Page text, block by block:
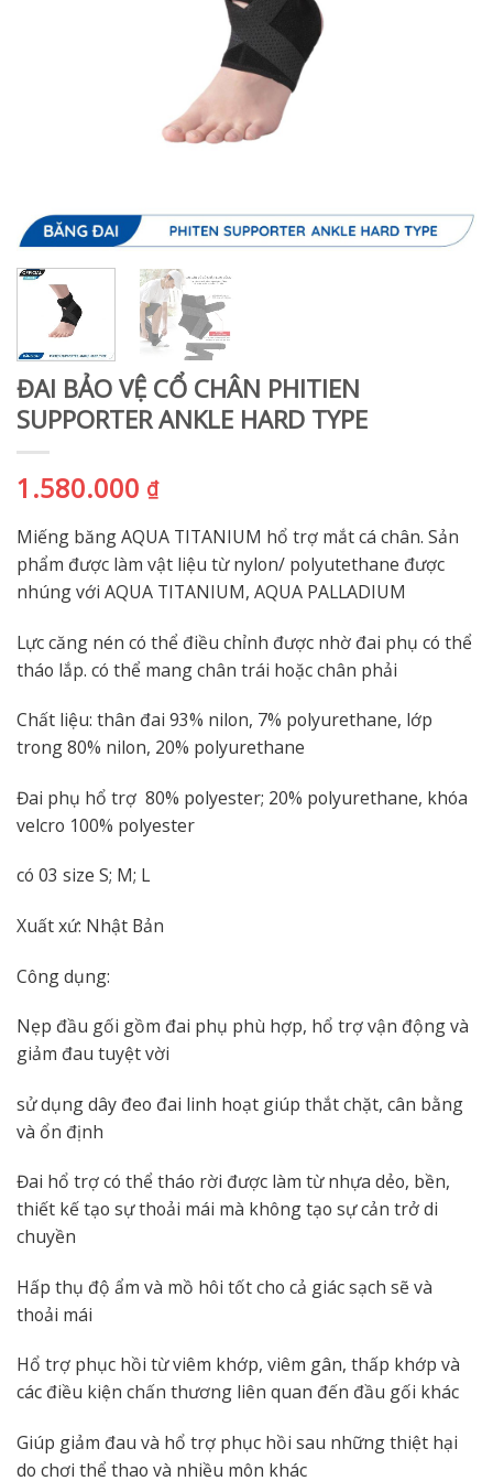
ĐAI BẢO VỆ CỔ CHÂN PHITIEN
SUPPORTER ANKLE HARD TYPE
1.580.000 ₫
Miếng băng AQUA TITANIUM hổ trợ mắt cá chân. Sản
phẩm được làm vật liệu từ nylon/ polyutethane được
nhúng với AQUA TITANIUM, AQUA PALLADIUM
Lực căng nén có thể điều chỉnh được nhờ đai phụ có thể
tháo lắp. có thể mang chân trái hoặc chân phải
Chất liệu: thân đai 93% nilon, 7% polyurethane, lớp
trong 80% nilon, 20% polyurethane
Đai phụ hổ trợ 80% polyester; 20% polyurethane, khóa
velcro 100% polyester
có 03 size S; M; L
Xuất xứ: Nhật Bản
Công dụng:
Nẹp đầu gối gồm đai phụ phù hợp, hổ trợ vận động và
giảm đau tuyệt vời
sử dụng dây đeo đai linh hoạt giúp thắt chặt, cân bằng
và ổn định
Đai hổ trợ có thể tháo rời được làm từ nhựa dẻo, bền,
thiết kế tạo sự thoải mái mà không tạo sự cản trở di
chuyền
Hấp thụ độ ẩm và mồ hôi tốt cho cả giác sạch sẽ và
thoải mái
Hổ trợ phục hồi từ viêm khớp, viêm gân, thấp khớp và
các điều kiện chấn thương liên quan đến đầu gối khác
Giúp giảm đau và hổ trợ phục hồi sau những thiệt hại
do chơi thể thao và nhiều môn khác